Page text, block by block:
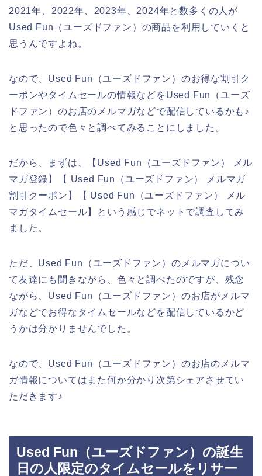
2021年、2022年、2023年、2024年と数多くの人が
Used Fun（ユーズドファン）の商品を利用していくと
思うんですよね。
なので、Used Fun（ユーズドファン）のお得な割引ク
ーポンやタイムセールの情報などをUsed Fun（ユーズ
ドファン）のお店のメルマガなどで配信しているかも♪
と思ったので色々と調べてみることにしました。
だから、まずは、【Used Fun（ユーズドファン） メル
マガ登録】【 Used Fun（ユーズドファン） メルマガ
割引クーポン】【 Used Fun（ユーズドファン） メル
マガタイムセール】という感じでネットで調査してみ
ました。
ただ、Used Fun（ユーズドファン）のメルマガについ
て友達にも聞きながら、色々と調べたのですが、残念
ながら、Used Fun（ユーズドファン）のお店がメルマ
ガなどでお得なタイムセールなどを配信しているかど
うかは分かりませんでした。
なので、Used Fun（ユーズドファン）のお店のメルマ
ガ情報についてはまた何か分かり次第シェアさせてい
ただきます♪
Used Fun（ユーズドファン）の誕生
日の人限定のタイムセールをリサー